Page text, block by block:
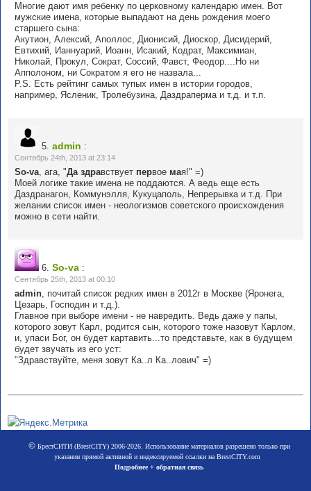
Многие дают имя ребенку по церковному календарю имен. Вот
мужские имена, которые выпадают на день рождения моего
старшего сына:
Акутион, Алексий, Аполлос, Дионисий, Диоскор, Дисидерий,
Евтихий, Ианнуарий, Иоанн, Исакий, Кодрат, Максимиан,
Николай, Прокул, Сократ, Соссий, Фавст, Феодор....Но ни
Апполоном, ни Сократом я его не назвала...
P.S. Есть рейтинг самых тупых имен в истории городов,
например, Ясленик, Тролебузина, Даздраперма и т.д. и т.п.
5. admin :
Сентябрь 24th, 2013 at 23:14
So-va, ага, "Да здравствует первое мая!" =)
Моей логике такие имена не поддаются. А ведь еще есть
Даздранагон, Коммунэлля, Кукуцаполь, Непрерывка и т.д. При
желании список имен - неологизмов советского происхождения
можно в сети найти.
6. So-va :
Сентябрь 25th, 2013 at 00:10
admin, почитай список редких имен в 2012г в Москве (Яронега,
Цезарь, Господин и т.д.).
Главное при выборе имени - не навредить. Ведь даже у папы,
которого зовут Карл, родится сын, которого тоже назовут Карлом,
и, упаси Бог, он будет картавить...то представьте, как в будущем
будет звучать из его уст:
"Здравствуйте, меня зовут Ка..л Ка..лович" =)
©БрестСИТИ (BrestCITY) 2006-2026. Использование материалов разрешено только при
указании прямой активной и индексируемой ссылки на BrestCITY.com
Подробнее + обратная связь